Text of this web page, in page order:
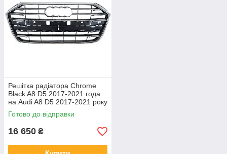
Решітка радіатора Chrome
Black A8 D5 2017-2021 года
на Audi A8 D5 2017-2021 року
Готово до відправки
16 650 ₴